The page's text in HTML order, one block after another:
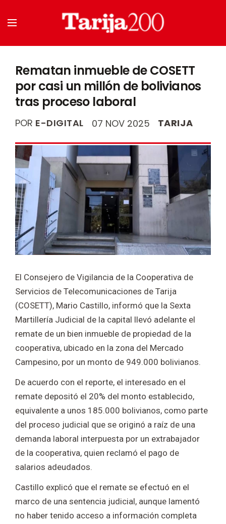
Rematan inmueble de COSETT
por casi un millón de bolivianos
tras proceso laboral
POR E-DIGITAL 07 NOV 2025 TARIJA
El Consejero de Vigilancia de la Cooperativa de
Servicios de Telecomunicaciones de Tarija
(COSETT), Mario Castillo, informó que la Sexta
Martillería Judicial de la capital llevó adelante el
remate de un bien inmueble de propiedad de la
cooperativa, ubicado en la zona del Mercado
Campesino, por un monto de 949.000 bolivianos.
De acuerdo con el reporte, el interesado en el
remate depositó el 20% del monto establecido,
equivalente a unos 185.000 bolivianos, como parte
del proceso judicial que se originó a raíz de una
demanda laboral interpuesta por un extrabajador
de la cooperativa, quien reclamó el pago de
salarios adeudados.
Castillo explicó que el remate se efectuó en el
marco de una sentencia judicial, aunque lamentó
no haber tenido acceso a información completa